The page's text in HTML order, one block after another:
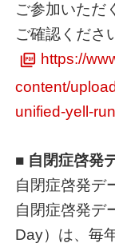
ご参加いただ
ご確認くださ
https://
content/
unified-yell-
■ 自閉症啓発
自閉症啓発デ
自閉症啓発デ
Day）は、毎